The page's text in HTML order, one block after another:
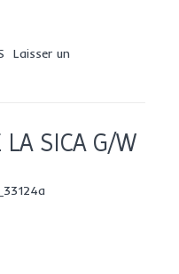
Laisser un
LA SICA G/W